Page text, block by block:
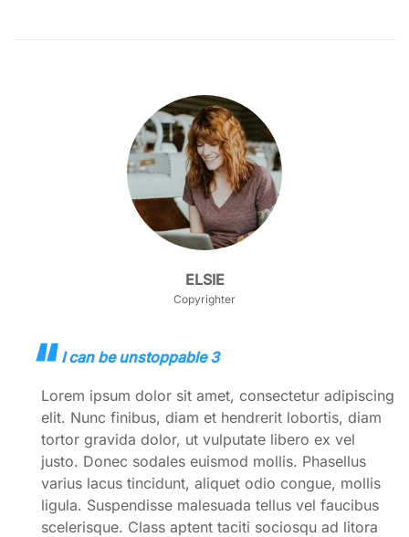
ELSIE
Copyrighter
I can be unstoppable 3
Lorem ipsum dolor sit amet, consectetur adipiscing
elit. Nunc finibus, diam et hendrerit lobortis, diam
tortor gravida dolor, ut vulputate libero ex vel
justo. Donec sodales euismod mollis. Phasellus
varius lacus tincidunt, aliquet odio congue, mollis
ligula. Suspendisse malesuada tellus vel faucibus
scelerisque. Class aptent taciti sociosqu ad litora